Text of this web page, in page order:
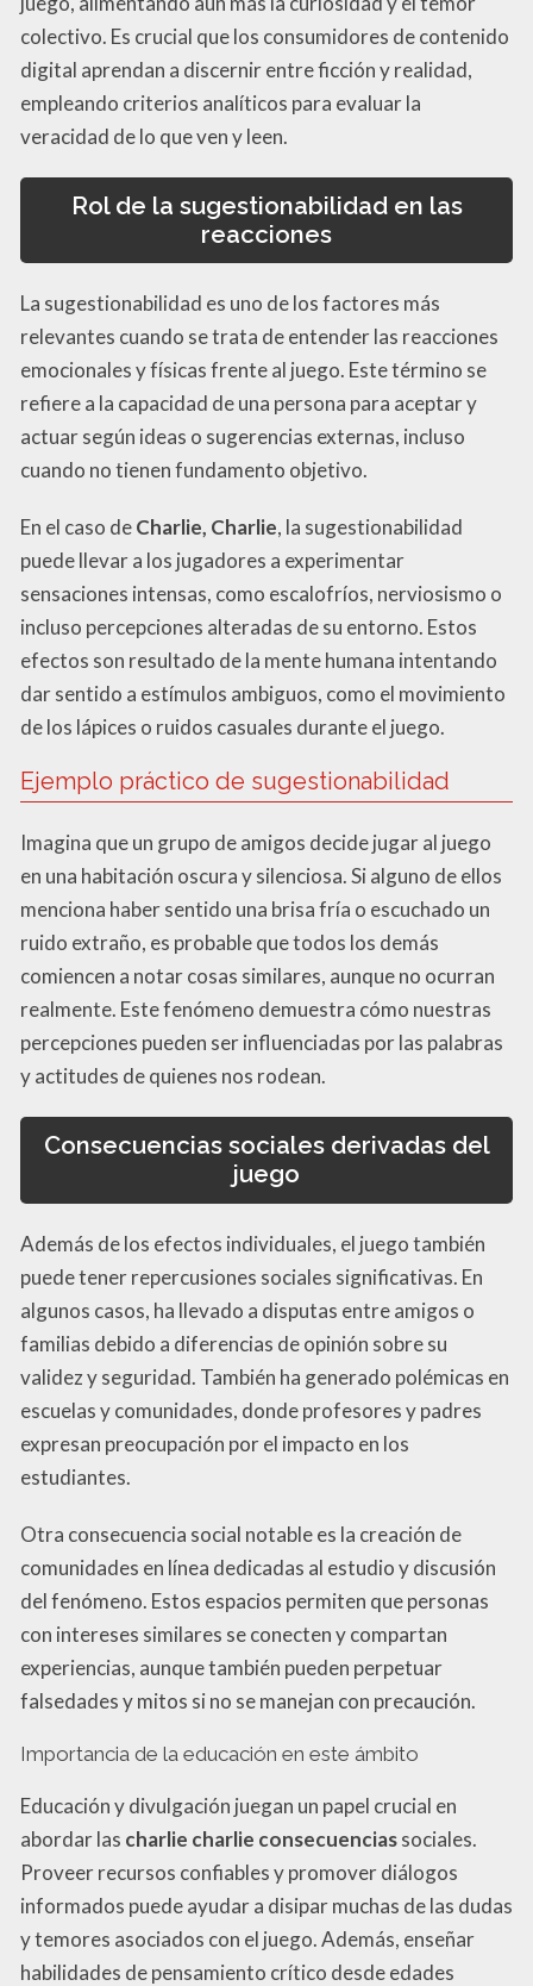
colectivo. Es crucial que los consumidores de contenido
digital aprendan a discernir entre ficción y realidad,
empleando criterios analíticos para evaluar la
veracidad de lo que ven y leen.
Rol de la sugestionabilidad en las
reacciones
La sugestionabilidad es uno de los factores más
relevantes cuando se trata de entender las reacciones
emocionales y físicas frente al juego. Este término se
refiere a la capacidad de una persona para aceptar y
actuar según ideas o sugerencias externas, incluso
cuando no tienen fundamento objetivo.
En el caso deCharlie, Charlie, la sugestionabilidad
puede llevar a los jugadores a experimentar
sensaciones intensas, como escalofríos, nerviosismo o
incluso percepciones alteradas de su entorno. Estos
efectos son resultado de la mente humana intentando
dar sentido a estímulos ambiguos, como el movimiento
de los lápices o ruidos casuales durante el juego.
Ejemplo práctico de sugestionabilidad
Imagina que un grupo de amigos decide jugar al juego
en una habitación oscura y silenciosa. Si alguno de ellos
menciona haber sentido una brisa fría o escuchado un
ruido extraño, es probable que todos los demás
comiencen a notar cosas similares, aunque no ocurran
realmente. Este fenómeno demuestra cómo nuestras
percepciones pueden ser influenciadas por las palabras
y actitudes de quienes nos rodean.
Consecuencias sociales derivadas del
juego
Además de los efectos individuales, el juego también
puede tener repercusiones sociales significativas. En
algunos casos, ha llevado a disputas entre amigos o
familias debido a diferencias de opinión sobre su
validez y seguridad. También ha generado polémicas en
escuelas y comunidades, donde profesores y padres
expresan preocupación por el impacto en los
estudiantes.
Otra consecuencia social notable es la creación de
comunidades en línea dedicadas al estudio y discusión
del fenómeno. Estos espacios permiten que personas
con intereses similares se conecten y compartan
experiencias, aunque también pueden perpetuar
falsedades y mitos si no se manejan con precaución.
Importancia de la educación en este ámbito
Educación y divulgación juegan un papel crucial en
abordar las charlie charlie consecuenciassociales.
Proveer recursos confiables y promover diálogos
informados puede ayudar a disipar muchas de las dudas
y temores asociados con el juego. Además, enseñar
habilidades de pensamiento crítico desde edades